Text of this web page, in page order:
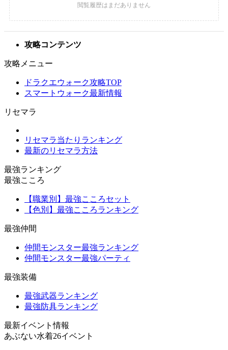
攻略コンテンツ
攻略メニュー
ドラクエウォーク攻略TOP
スマートウォーク最新情報
リセマラ
リセマラ当たりランキング
最新のリセマラ方法
最強ランキング
最強こころ
【職業別】最強こころセット
【色別】最強こころランキング
最強仲間
仲間モンスター最強ランキング
仲間モンスター最強パーティ
最強装備
最強武器ランキング
最強防具ランキング
最新イベント情報
あぶない水着26イベント